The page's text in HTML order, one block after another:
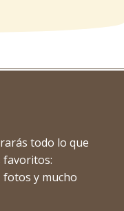
todo lo que
favoritos:
fotos y mucho